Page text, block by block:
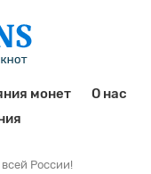
монет
О нас
России!